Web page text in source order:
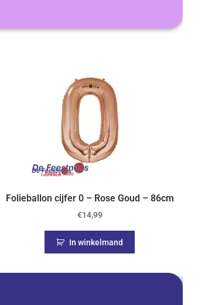
Folieballon cijfer 0 – Rose Goud – 86cm
€14,99
In winkelmand